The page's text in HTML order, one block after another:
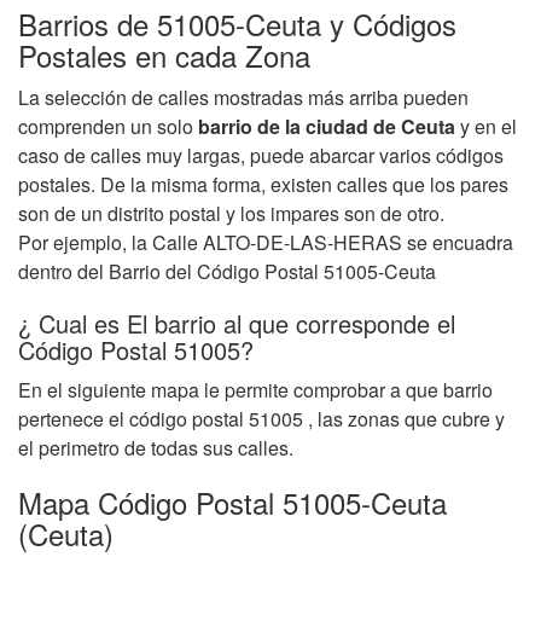
Barrios de 51005-Ceuta y Códigos
Postales en cada Zona
La selección de calles mostradas más arriba pueden
comprenden un solo barrio de la ciudad de Ceutay en el
caso de calles muy largas, puede abarcar varios códigos
postales. De la misma forma, existen calles que los pares
son de un distrito postal y los impares son de otro.
Por ejemplo, la Calle ALTO-DE-LAS-HERAS se encuadra
dentro del Barrio del Código Postal 51005-Ceuta
¿ Cual es El barrio al que corresponde el
Código Postal 51005?
En el siguiente mapa le permite comprobar a que barrio
pertenece el código postal 51005 , las zonas que cubre y
el perimetro de todas sus calles.
Mapa Código Postal 51005-Ceuta
(Ceuta)